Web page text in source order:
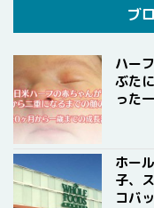
ブ
ハー
ぶた
った
ホー
子、
コバ